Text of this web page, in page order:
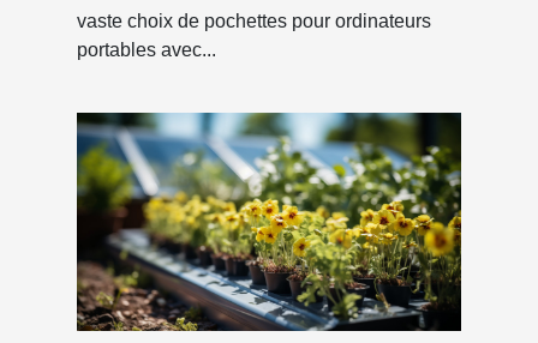
vaste choix de pochettes pour ordinateurs
portables avec...